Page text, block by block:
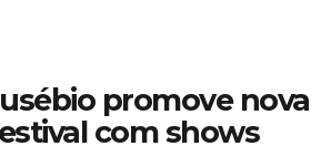
promove nova
com shows